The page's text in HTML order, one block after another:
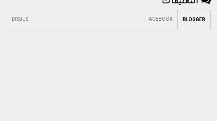
BLOGGER
FACEBOOK
:
DISQUS